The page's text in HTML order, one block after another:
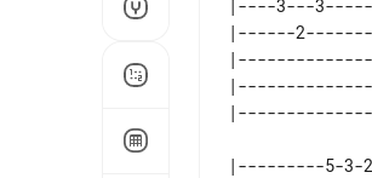
|----3---
|------
|---------5-3-